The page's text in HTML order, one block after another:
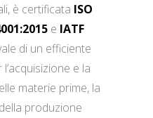
è certificata ISO
e IATF
di un efficiente
e la
materie prime, la
produzione